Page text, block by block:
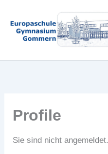
Inhalt
springen
Profile
Sie sind nicht angemeldet.